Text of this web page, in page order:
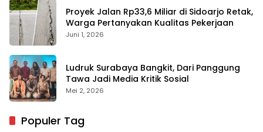
Proyek Jalan Rp33,6 Miliar di Sidoarjo Retak,
Warga Pertanyakan Kualitas Pekerjaan
Juni 1, 2026
Ludruk Surabaya Bangkit, Dari Panggung
Tawa Jadi Media Kritik Sosial
Mei 2, 2026
Populer Tag